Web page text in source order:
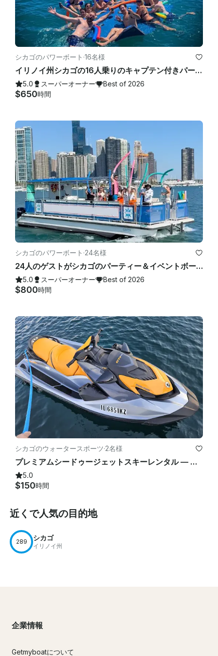
シカゴのパワーボート ·16名様
イリノイ州シカゴの16人乗りのキャプテン付きパーティー＆イベント用32フィートポンツーンボート！
5.0 スーパーオーナー Best of 2026
$650時間
シカゴのパワーボート ·24名様
24人のゲストがシカゴのパーティー＆イベントボートでバスルームとアクアマットを搭載
5.0 スーパーオーナー Best of 2026
$800時間
シカゴのウォータースポーツ·2名様
プレミアムシードゥージェットスキーレンタル — 水上からシカゴを探索
5.0
$150時間
近くで人気の目的地
289 シカゴ
イリノイ州
企業情報
Getmyboatについて